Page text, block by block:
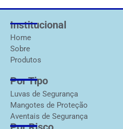
Institucional
Home
Sobre
Produtos
Por Tipo
Luvas de Segurança
Mangotes de Proteção
Aventais de Segurança